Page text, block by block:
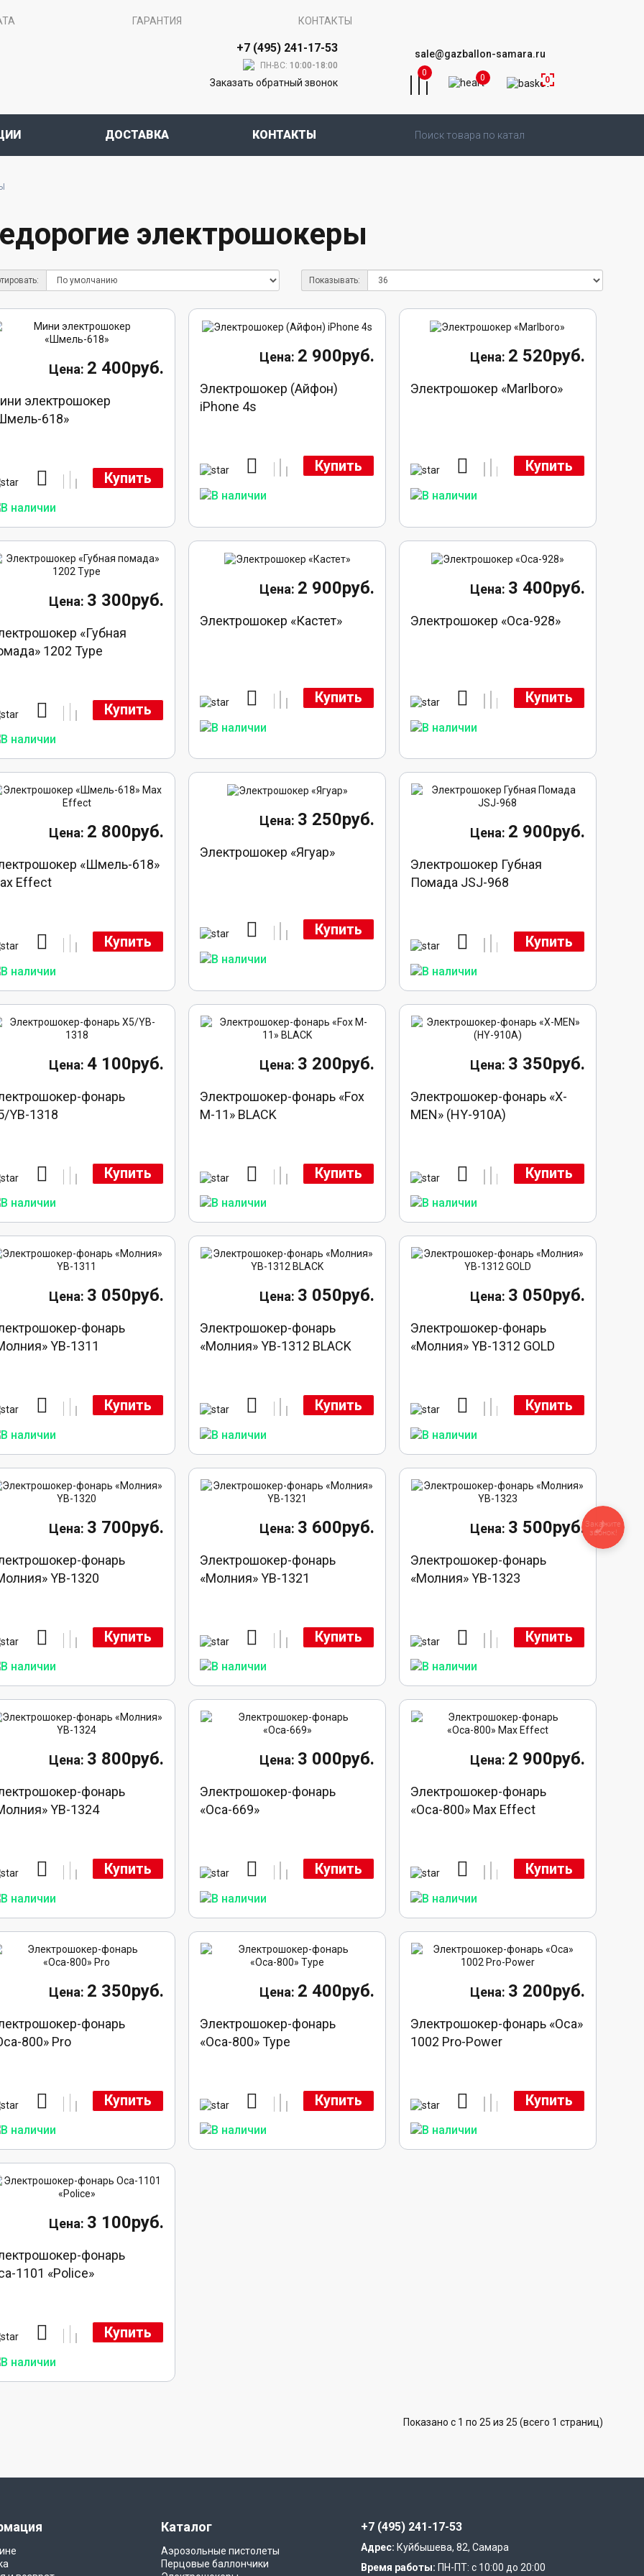
ГАРАНТИЯ КОНТАКТЫ
+7 (495) 241-17-53
ПН-ВС:10:00-18:00
Заказать обратный звонок
sale@gazballon-samara.ru
0
0 0
ДОСТАВКА КОНТАКТЫ
электрошокеры
Показывать:
2 400руб.
электрошокер
618»
Купить
2 900руб.
Электрошокер (Айфон)
iPhone 4s
Купить
2 520руб.
Электрошокер «Marlboro»
Купить
3 300руб.
«Губная
1202 Type
Купить
2 900руб.
Электрошокер «Кастет»
Купить
3 400руб.
Электрошокер «Оса-928»
Купить
2 800руб.
«Шмель-618»
Effect
Купить
3 250руб.
Электрошокер «Ягуар»
Купить
2 900руб.
Электрошокер Губная
Помада JSJ-968
Купить
4 100руб.
фонарь
YB-1318
Купить
3 200руб.
Электрошокер-фонарь «Fox
M-11» BLACK
Купить
3 350руб.
Электрошокер-фонарь «X-
MEN» (HY-910A)
Купить
3 050руб.
фонарь
YB-1311
Купить
3 050руб.
Электрошокер-фонарь
«Молния» YB-1312 BLACK
Купить
3 050руб.
Электрошокер-фонарь
«Молния» YB-1312 GOLD
Купить
3 700руб.
фонарь
YB-1320
Купить
3 600руб.
Электрошокер-фонарь
«Молния» YB-1321
Купить
3 500руб.
Электрошокер-фонарь
«Молния» YB-1323
Купить
3 800руб.
фонарь
YB-1324
Купить
3 000руб.
Электрошокер-фонарь
«Оса-669»
Купить
2 900руб.
Электрошокер-фонарь
«Оса-800» Max Effect
Купить
2 350руб.
фонарь
800» Pro
Купить
2 400руб.
Электрошокер-фонарь
«Оса-800» Type
Купить
3 200руб.
Электрошокер-фонарь «Оса»
1002 Pro-Power
Купить
3 100руб.
фонарь
1101 «Police»
Купить
Показано с 1 по 25 из 25 (всего 1 страниц)
Каталог
Аэрозольные пистолеты
Перцовые баллончики
+7 (495) 241-17-53
Адрес: Куйбышева, 82, Самара
Время работы: ПН-ПТ: с 10:00 до 20:00
Закажите
звонок!